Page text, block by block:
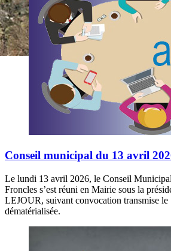
Conseil municipal du 13 avril
Le lundi 13 avril 2026, le Conseil
Froncles s’est réuni en Mairie sous la
LEJOUR, suivant convocation transmise
dématérialisée.